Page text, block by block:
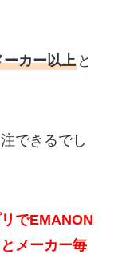
カー以上と
できるでし
でEMANON
メーカー毎